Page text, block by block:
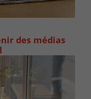
des médias